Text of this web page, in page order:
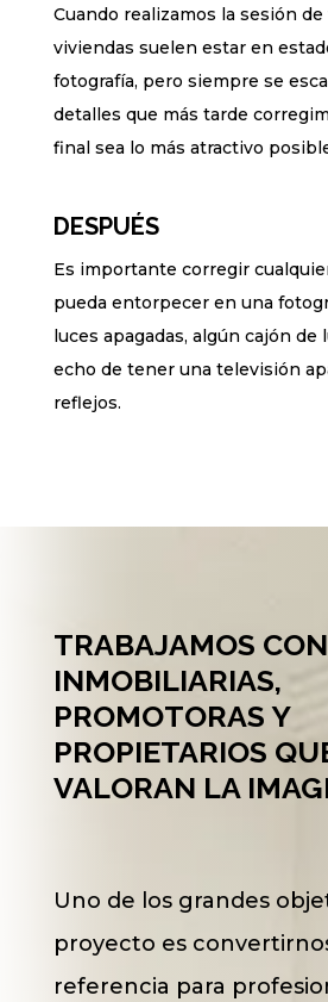
Cuando realizamos la sesión
viviendas suelen estar en
fotografía, pero siempre se
detalles que más tarde
final sea lo más atractivo
DESPUÉS
Es importante corregir
pueda entorpecer en una
luces apagadas, algún cajón de
echo de tener una televisión
reflejos.
TRABAJAMOS CON
INMOBILIARIAS,
PROMOTORAS Y
PROPIETARIOS
VALORAN LA
Uno de los grandes
proyecto es
referencia para